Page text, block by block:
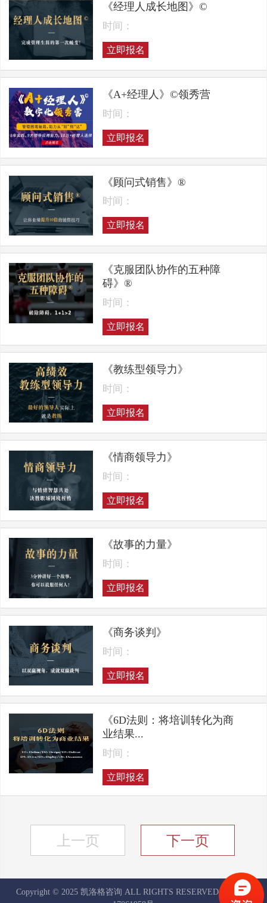
《经理人成长地图》©
时间：
立即报名
《A+经理人》©领秀营
时间：
立即报名
《顾问式销售》®
时间：
立即报名
《克服团队协作的五种障
碍》®
时间：
立即报名
《教练型领导力》
时间：
立即报名
《情商领导力》
时间：
立即报名
《故事的力量》
时间：
立即报名
《商务谈判》
时间：
立即报名
《6D法则：将培训转化为商
业结果...
时间：
立即报名
上一页 下一页
Copyright © 2025 凯洛格咨询 ALL RIGHTS RESERVED
京ICP备